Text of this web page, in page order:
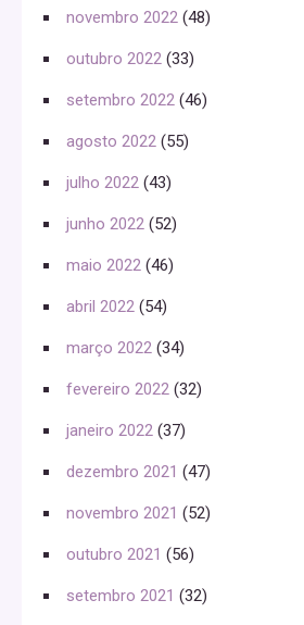
novembro 2022 (48)
outubro 2022 (33)
setembro 2022 (46)
agosto 2022 (55)
julho 2022 (43)
junho 2022 (52)
maio 2022 (46)
abril 2022 (54)
março 2022 (34)
fevereiro 2022 (32)
janeiro 2022 (37)
dezembro 2021 (47)
novembro 2021 (52)
outubro 2021 (56)
setembro 2021 (32)